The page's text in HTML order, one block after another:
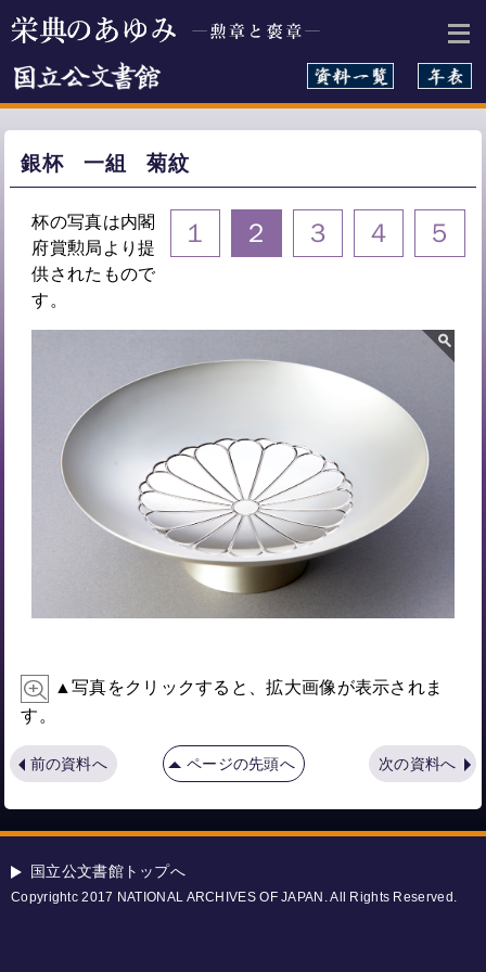
銀杯 一組 菊紋
１ ２ ３ ４ ５
杯の写真は内閣
府賞勲局より提
供されたもので
す。
▲写真をクリックすると、拡大画像が表示されま
す。
前の資料へ ページの先頭へ 次の資料へ
国立公文書館トップへ
Copyrightc 2017 NATIONAL ARCHIVES OF JAPAN. All Rights Reserved.